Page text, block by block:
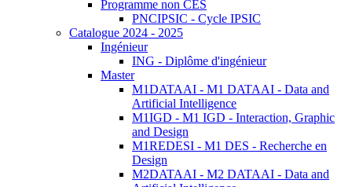
Programme non CES
PNCIPSIC - Cycle IPSIC
Catalogue 2024 - 2025
Ingénieur
ING - Diplôme d'ingénieur
Master
M1DATAAI - M1 DATAAI - Data and
Artificial Intelligence
M1IGD - M1 IGD - Interaction, Graphic
and Design
M1REDESI - M1 DES - Recherche en
Design
M2DATAAI - M2 DATAAI - Data and